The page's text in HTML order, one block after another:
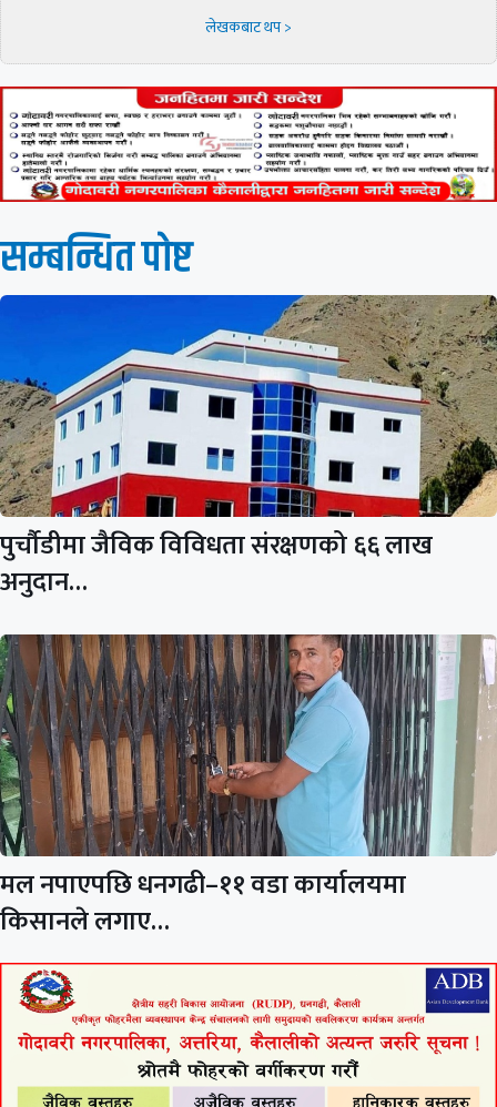
लेखकबाट थप >
सम्बन्धित पाेष्ट
पुर्चौडीमा जैविक विविधता संरक्षणको ६६ लाख
अनुदान…
मल नपाएपछि धनगढी–११ वडा कार्यालयमा
किसानले लगाए…